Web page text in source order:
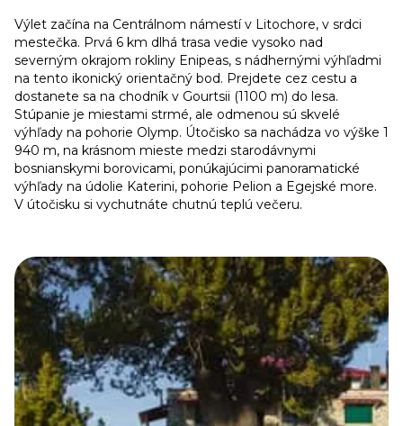
Výlet začína na Centrálnom námestí v Litochore, v srdci
mestečka. Prvá 6 km dlhá trasa vedie vysoko nad
severným okrajom rokliny Enipeas, s nádhernými výhľadmi
na tento ikonický orientačný bod. Prejdete cez cestu a
dostanete sa na chodník v Gourtsii (1100 m) do lesa.
Stúpanie je miestami strmé, ale odmenou sú skvelé
výhľady na pohorie Olymp. Útočisko sa nachádza vo výške 1
940 m, na krásnom mieste medzi starodávnymi
bosnianskymi borovicami, ponúkajúcimi panoramatické
výhľady na údolie Katerini, pohorie Pelion a Egejské more.
V útočisku si vychutnáte chutnú teplú večeru.